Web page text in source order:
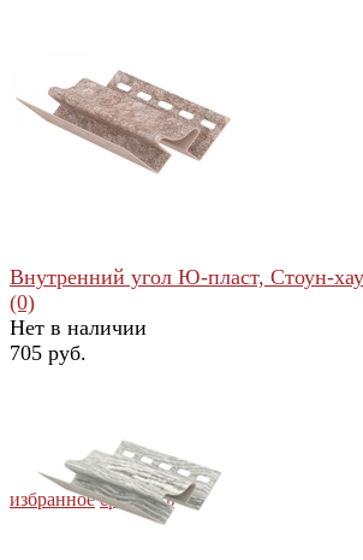
избранное сравнить
избранное сравнить
Внутренний угол Ю-пласт, Стоун-
(0)
Нет в наличии
705 руб.